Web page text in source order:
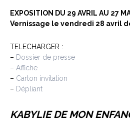
EXPOSITION DU 29 AVRIL AU 27
Vernissage le vendredi 28 avril
TELECHARGER :
– Dossier de presse
– Affiche
– Carton invitation
– Dépliant
KABYLIE DE MON